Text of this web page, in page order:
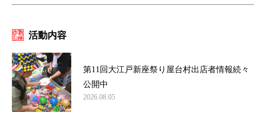
活動内容
第11回大江戸新座祭り屋台村出店者情報続々
公開中
2026.08.05